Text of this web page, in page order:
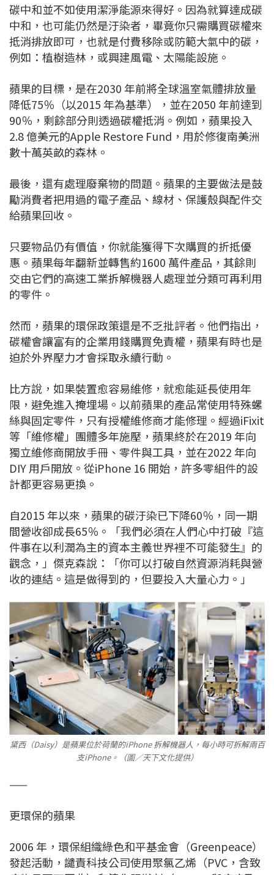
碳中和並不如使用潔淨能源來得好。因為就算達成碳
中和，也可能仍然是汙染者，畢竟你只需購買碳權來
抵消排放即可，也就是付費移除或防範大氣中的碳，
例如：植樹造林，或興建風電、太陽能設施。
蘋果的目標，是在2030 年前將全球溫室氣體排放量
降低75％（以2015 年為基準），並在2050 年前達到
90％，剩餘部分則透過碳權抵消。例如，蘋果投入
2.8 億美元的Apple Restore Fund，用於修復南美洲
數十萬英畝的森林。
最後，還有處理廢棄物的問題。蘋果的主要做法是鼓
勵消費者把用過的電子產品、線材、保護殼與配件交
給蘋果回收。
只要物品仍有價值，你就能獲得下次購買的折抵優
惠。蘋果每年翻新並轉售約1600 萬件產品，其餘則
交由它們的高速工業拆解機器人處理並分類可再利用
的零件。
然而，蘋果的環保政策還是不乏批評者。他們指出，
碳權會讓富有的企業用錢購買免責權，蘋果有時也是
迫於外界壓力才會採取永續行動。
比方說，如果裝置愈容易維修，就愈能延長使用年
限，避免進入掩埋場。以前蘋果的產品常使用特殊螺
絲與固定零件，只有授權維修商才能修理。經過iFixit
等「維修權」團體多年施壓，蘋果終於在2019 年向
獨立維修商開放手冊、零件與工具，並在2022 年向
DIY 用戶開放。從iPhone 16 開始，許多零組件的設
計都更容易更換。
自2015 年以來，蘋果的碳汙染已下降60％，同一期
間營收卻成長65％。「我們必須在人們心中打破『這
件事在以利潤為主的資本主義世界裡不可能發生』的
觀念，」傑克森說：「你可以打破自然資源消耗與營
收的連結。這是做得到的，但要投入大量心力。」
黛西（Daisy）是蘋果位於荷蘭的iPhone 拆解機器人，每小時可拆解兩百
支iPhone。（圖／天下文化提供）
——
更環保的蘋果
2006 年，環保組織綠色和平基金會（Greenpeace）
發起活動，譴責科技公司使用聚氯乙烯（PVC，含致